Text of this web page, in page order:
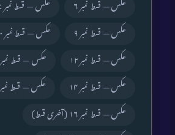
عکس — قسط نمبر ۶ عکس — قسط نمبر ۷
عکس — قسط نمبر ۹ عکس — قسط نمبر ۱۰
عکس — قسط نمبر ۱۲ عکس — قسط نمبر ۱۳
عکس — قسط نمبر ۱۴ عکس — قسط نمبر ۱۵
عکس — قسط نمبر ۱۶ (آخری قسط)